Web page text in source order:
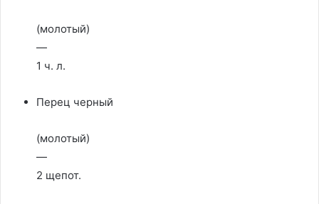
(молотый)
—
1 ч. л.
Перец черный
(молотый)
—
2 щепот.